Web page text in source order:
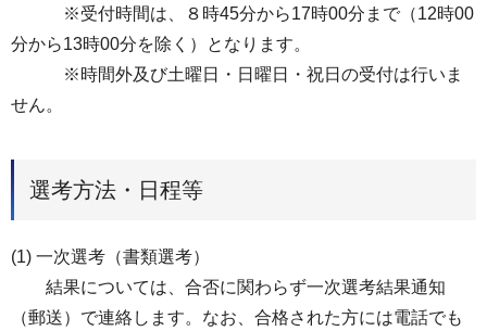
※受付時間は、８時45分から17時00分まで（12時00
分から13時00分を除く）となります。
※時間外及び土曜日・日曜日・祝日の受付は行いま
せん。
選考方法・日程等
(1) 一次選考（書類選考）
結果については、合否に関わらず一次選考結果通知
（郵送）で連絡します。なお、合格された方には電話でも